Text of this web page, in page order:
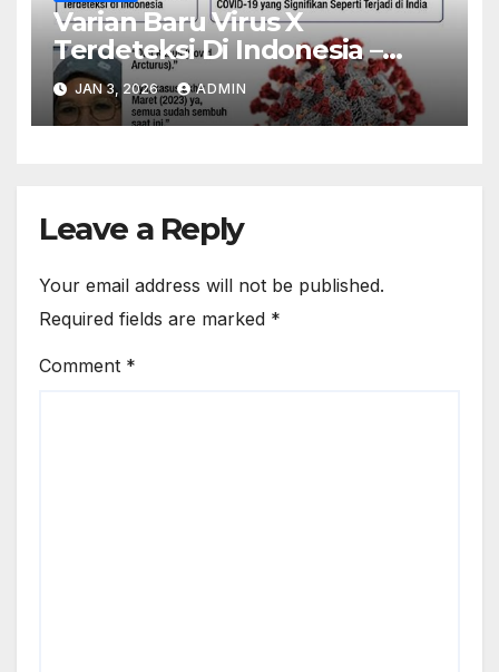
Varian Baru Virus X
Terdeteksi Di Indonesia –
Kemenkes Imbau Warga
Waspada
JAN 3, 2026 ADMIN
Leave a Reply
Your email address will not be published.
Required fields are marked *
Comment *